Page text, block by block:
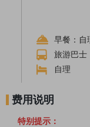
早餐：
旅游巴士
自理
费用说明
特别提示：